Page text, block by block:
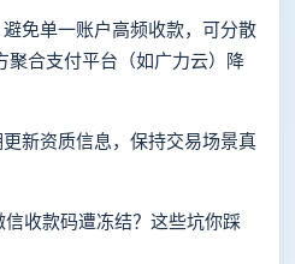
单一账户高频收款，可分散
聚合支付平台（如广力云）降
资质信息，保持交易场景真
收款码遭冻结？这些坑你踩